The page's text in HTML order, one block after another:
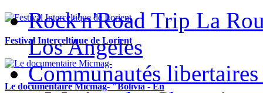
Festival Interceltique de Lorient
Le documentaire Micmag- "Bolivia - En
Rock'n'Road Trip La
Los Angeles
Communautés libertaires